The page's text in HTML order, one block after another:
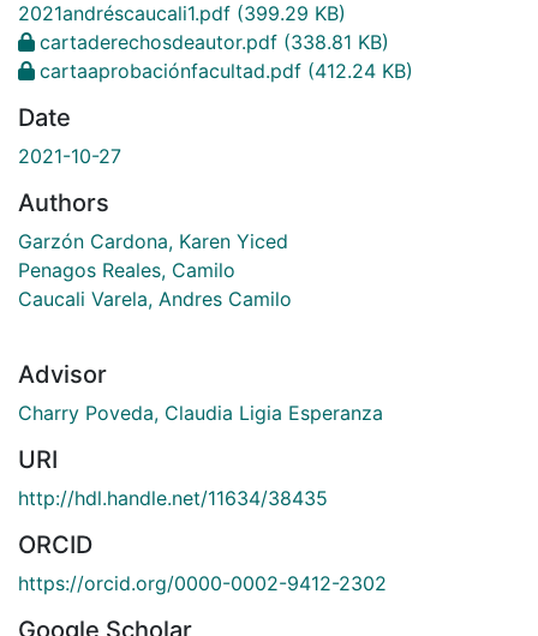
2021andréscaucali1.pdf (399.29 KB)
cartaderechosdeautor.pdf (338.81 KB)
cartaaprobaciónfacultad.pdf (412.24 KB)
Date
2021-10-27
Authors
Garzón Cardona, Karen Yiced
Penagos Reales, Camilo
Caucali Varela, Andres Camilo
Advisor
Charry Poveda, Claudia Ligia Esperanza
URI
http://hdl.handle.net/11634/38435
ORCID
https://orcid.org/0000-0002-9412-2302
Google Scholar